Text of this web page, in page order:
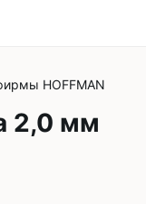
HOFFMAN
2,0 мм